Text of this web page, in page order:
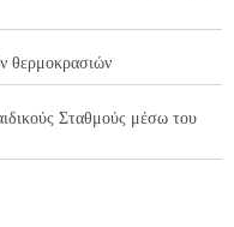
θερμοκρασιών
Σταθμούς μέσω του